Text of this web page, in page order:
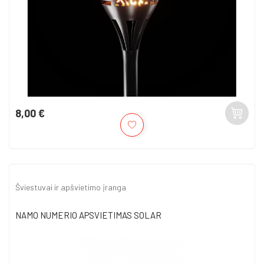
Kaina
8,00 €
Šviestuvai ir apšvietimo įranga
NAMO NUMERIO APSVIETIMAS SOLAR